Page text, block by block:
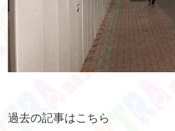
過去の記事はこちら